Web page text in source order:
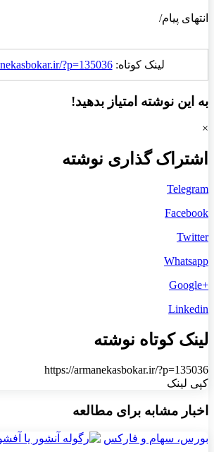
انتهای پیام/
لینک کوتاه:?p=135036
به این نوشته امتیاز بدهید!
×
اشتراک گذاری نوشته
Telegram
Facebook
Twitter
Whatsapp
+Google
Linkedin
لینک کوتاه نوشته
https://armanekasbokar.ir/?p=135036
کپی لینک
اخبار مشابه برای مطالعه
بورس، سهام و فارکس